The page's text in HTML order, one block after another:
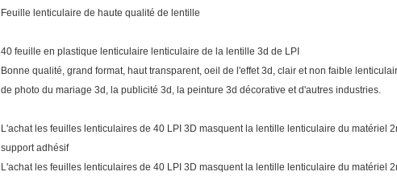
Feuille lenticulaire de haute qualité de lentille
40 feuille en plastique lenticulaire lenticulaire de la lentille 3d de LPI
Bonne qualité, grand format, haut transparent, oeil de l'effet 3d, clair et non faible
de photo du mariage 3d, la publicité 3d, la peinture 3d décorative et d'autres industries.
L'achat les feuilles lenticulaires de 40 LPI 3D masquent la lentille lenticulaire du matériel
support adhésif
L'achat les feuilles lenticulaires de 40 LPI 3D masquent la lentille lenticulaire du matériel